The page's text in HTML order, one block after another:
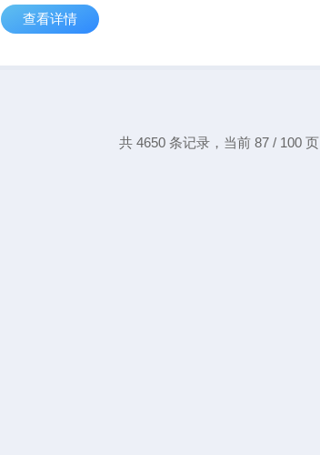
上的残留物或液层，锚框式搅
壁，其底部的形状为适应罐底
查看详情
共 4650 条记录，当前 87 / 100 页